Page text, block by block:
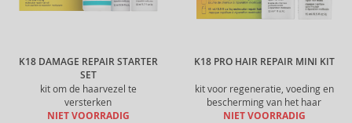
K18 DAMAGE REPAIR STARTER
SET
kit om de haarvezel te
versterken
NIET VOORRADIG
K18 PRO HAIR REPAIR MINI KIT
kit voor regeneratie, voeding en
bescherming van het haar
NIET VOORRADIG